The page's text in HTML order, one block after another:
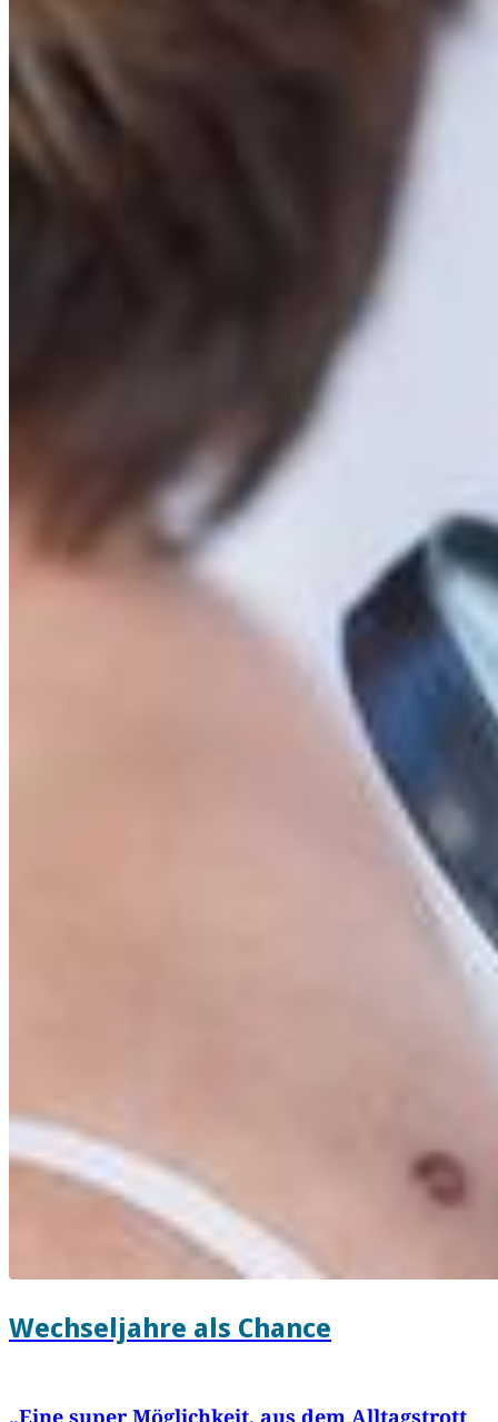
Wechseljahre als Chance
„Eine super Möglichkeit, aus dem Alltagstrott